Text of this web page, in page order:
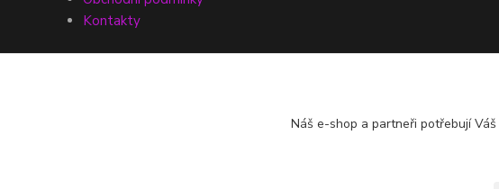
Kontakty
Náš e-shop a partneři potřebují Váš